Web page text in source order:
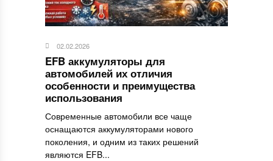
02.02.2026
EFB аккумуляторы для
автомобилей их отличия
особенности и преимущества
использования
Современные автомобили все чаще
оснащаются аккумуляторами нового
поколения, и одним из таких решений
являются EFB...